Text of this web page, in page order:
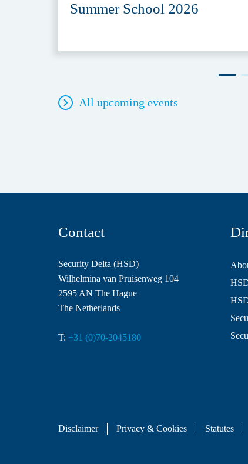
Summer School 2026
All upcoming events
Contact
Security Delta (HSD)
Wilhelmina van Pruisenweg 104
2595 AN The Hague
The Netherlands
T: +31 (0)70-2045180
Disclaimer Privacy & Cookies Statutes